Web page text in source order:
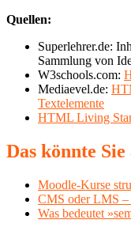
Quellen:
Superlehrer.de:
Sammlung von
W3schools.com:
Mediaevel.de:
Textelemente
HTML Living
Das könnte
Moodle-Kurse
CMS oder LMS –
Was bedeutet